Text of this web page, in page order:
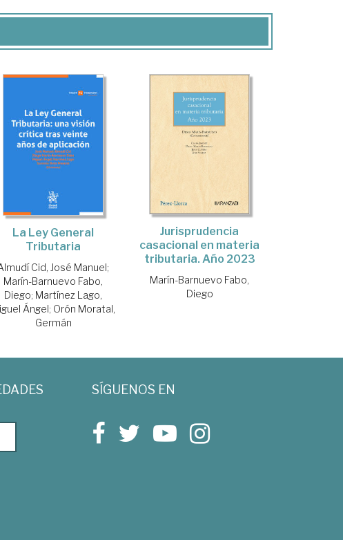
La Ley General
Tributaria
Cid, José Manuel;
Marín-Barnuevo Fabo,
Diego; Martínez Lago,
Ángel; Orón Moratal,
Germán
Jurisprudencia
casacional en materia
tributaria. Año 2023
Marín-Barnuevo Fabo,
Diego
SÍGUENOS EN